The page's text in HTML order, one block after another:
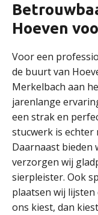
Hoeven
Voor een
de buurt van
Merkelbach aan
jarenlange
een strak en
stucwerk is echter
Daarnaast bieden
verzorgen wij
sierpleister. Ook
plaatsen wij
ons kiest, dan